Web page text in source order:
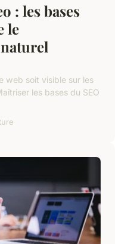
: les bases
le
web soit visible sur les
les bases du SEO